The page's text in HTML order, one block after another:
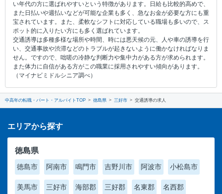
い年代の方に選ばれやすいという特徴があります。日給も比較的高めで、
また日払いや週払いなどが可能な企業も多く、急なお金が必要な方にも重
宝されています。また、柔軟なシフトに対応している職場も多いので、ス
ポット的に入りたい方にも多く選ばれています。
交通誘導は多種多様な場所や時間、時には悪天候の元、人や車の誘導を行
い、交通事故や渋滞などのトラブルが起きないように働かなければなりま
せん。ですので、咄嗟の冷静な判断力や集中力がある方が求められます。
また体力に自信がある方がこの職業に採用されやすい傾向があります。
（マイナビミドルシニア調べ）
中高年の転職・パート・アルバイトTOP 徳島県 三好市 交通誘導の求人
エリアから探す
徳島県
徳島市 阿南市 鳴門市 吉野川市 阿波市 小松島市
美馬市 三好市 海部郡 三好郡 名東郡 名西郡